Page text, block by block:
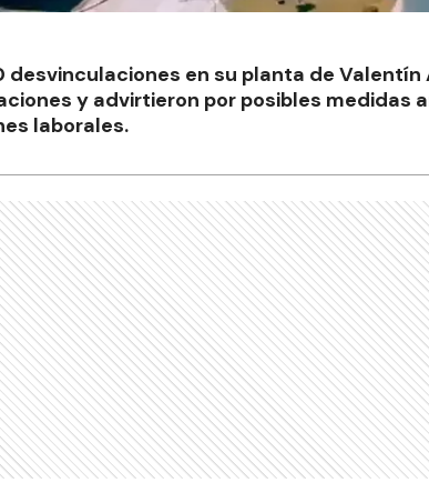
desvinculaciones en su planta de Valentín
y advirtieron por posibles medidas
laborales.